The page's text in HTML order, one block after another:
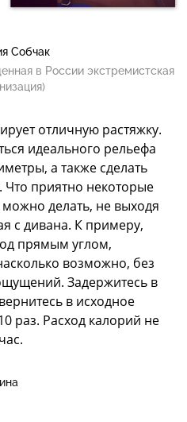
Собчак
в России экстремистская
отличную растяжку.
идеального рельефа
а также сделать
Что приятно некоторые
делать, не выходя
с дивана. К примеру,
прямым углом,
возможно, без
Задержитесь в
в исходное
раз. Расход калорий не